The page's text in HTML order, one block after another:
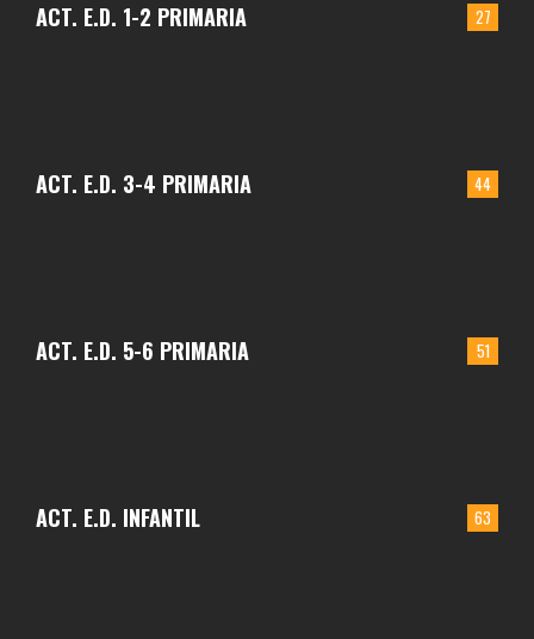
27
ACT. E.D. 1-2 PRIMARIA
44
ACT. E.D. 3-4 PRIMARIA
51
ACT. E.D. 5-6 PRIMARIA
63
ACT. E.D. INFANTIL